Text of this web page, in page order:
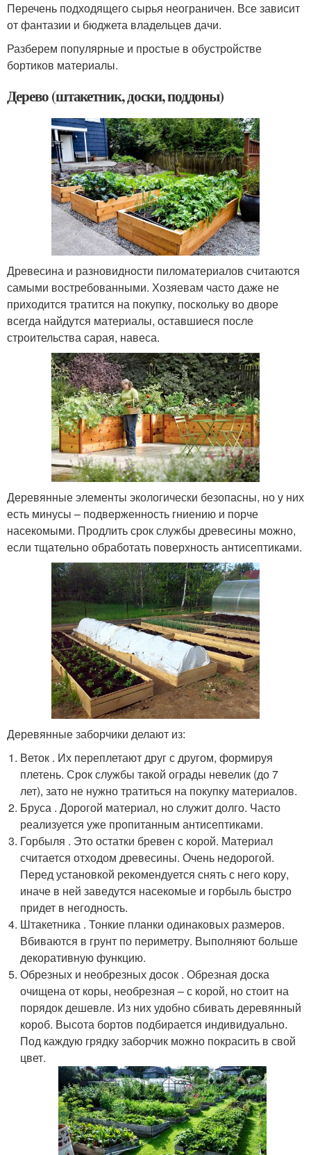
Перечень подходящего сырья неограничен. Все зависит
от фантазии и бюджета владельцев дачи.
Разберем популярные и простые в обустройстве
бортиков материалы.
Дерево (штакетник, доски, поддоны)
Древесина и разновидности пиломатериалов считаются
самыми востребованными. Хозяевам часто даже не
приходится тратится на покупку, поскольку во дворе
всегда найдутся материалы, оставшиеся после
строительства сарая, навеса.
Деревянные элементы экологически безопасны, но у них
есть минусы – подверженность гниению и порче
насекомыми. Продлить срок службы древесины можно,
если тщательно обработать поверхность антисептиками.
Деревянные заборчики делают из:
Веток . Их переплетают друг с другом, формируя
плетень. Срок службы такой ограды невелик (до 7
лет), зато не нужно тратиться на покупку материалов.
Бруса . Дорогой материал, но служит долго. Часто
реализуется уже пропитанным антисептиками.
Горбыля . Это остатки бревен с корой. Материал
считается отходом древесины. Очень недорогой.
Перед установкой рекомендуется снять с него кору,
иначе в ней заведутся насекомые и горбыль быстро
придет в негодность.
Штакетника . Тонкие планки одинаковых размеров.
Вбиваются в грунт по периметру. Выполняют больше
декоративную функцию.
Обрезных и необрезных досок . Обрезная доска
очищена от коры, необрезная – с корой, но стоит на
порядок дешевле. Из них удобно сбивать деревянный
короб. Высота бортов подбирается индивидуально.
Под каждую грядку заборчик можно покрасить в свой
цвет.